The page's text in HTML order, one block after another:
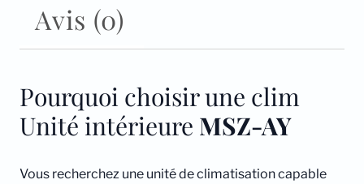
Avis (0)
Pourquoi choisir une clim
Unité intérieure MSZ-AY
Vous recherchez une unité de climatisation capable